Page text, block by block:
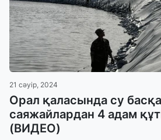
21 сәуір, 2024
Орал қаласында су
саяжайлардан 4 адам
(ВИДЕО)